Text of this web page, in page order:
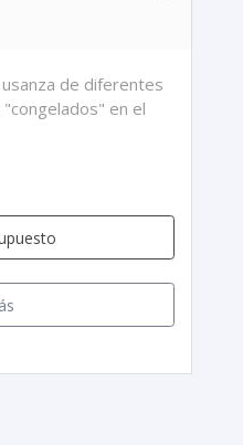
de diferentes
en el